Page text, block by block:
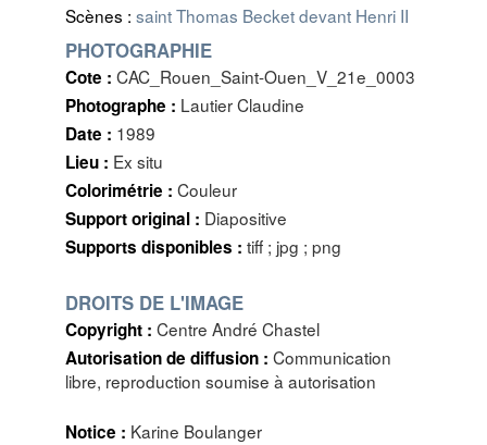
Scènes : saint Thomas Becket devant Henri II
PHOTOGRAPHIE
Cote : CAC_Rouen_Saint-Ouen_V_21e_0003
Photographe : Lautier Claudine
Date : 1989
Lieu : Ex situ
Colorimétrie : Couleur
Support original : Diapositive
Supports disponibles : tiff ; jpg ; png
DROITS DE L'IMAGE
Copyright : Centre André Chastel
Autorisation de diffusion : Communication
libre, reproduction soumise à autorisation
Notice : Karine Boulanger